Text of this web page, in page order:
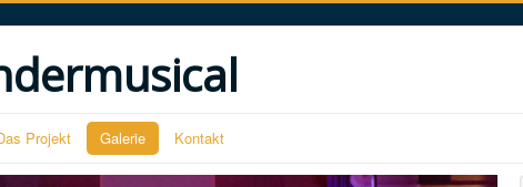
Projekt Galerie Kontakt